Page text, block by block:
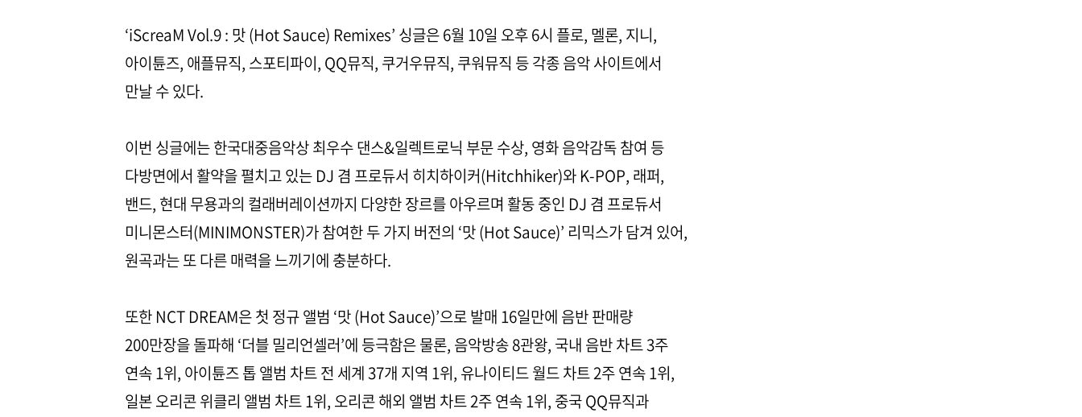
‘iScreaM Vol.9 : 맛 (Hot Sauce) Remixes’ 싱글은 6월 10일 오후 6시 플로, 멜론, 지니,
아이튠즈, 애플뮤직, 스포티파이, QQ뮤직, 쿠거우뮤직, 쿠워뮤직 등 각종 음악 사이트에서
만날 수 있다.
이번 싱글에는 한국대중음악상 최우수 댄스&일렉트로닉 부문 수상, 영화 음악감독 참여 등
다방면에서 활약을 펼치고 있는 DJ 겸 프로듀서 히치하이커(Hitchhiker)와 K-POP, 래퍼,
밴드, 현대 무용과의 컬래버레이션까지 다양한 장르를 아우르며 활동 중인 DJ 겸 프로듀서
미니몬스터(MINIMONSTER)가 참여한 두 가지 버전의 ‘맛 (Hot Sauce)’ 리믹스가 담겨 있어,
원곡과는 또 다른 매력을 느끼기에 충분하다.
또한 NCT DREAM은 첫 정규 앨범 ‘맛 (Hot Sauce)’으로 발매 16일만에 음반 판매량
200만장을 돌파해 ‘더블 밀리언셀러’에 등극함은 물론, 음악방송 8관왕, 국내 음반 차트 3주
연속 1위, 아이튠즈 톱 앨범 차트 전 세계 37개 지역 1위, 유나이티드 월드 차트 2주 연속 1위,
일본 오리콘 위클리 앨범 차트 1위, 오리콘 해외 앨범 차트 2주 연속 1위, 중국 QQ뮤직과